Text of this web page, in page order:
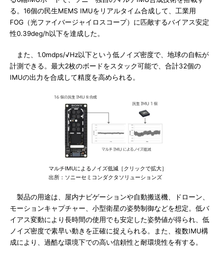
る。16個の民生MEMS IMUをリアルタイム合成して、工業用
FOG（光ファイバージャイロスコープ）に匹敵するバイアス安定
性0.39deg/h以下を達成した。
また、1.0mdps/√Hz以下という低ノイズ密度で、地球の自転が
計測できる。最大2枚のボードをスタック可能で、合計32個の
IMUの出力を合成して精度を高められる。
マルチIMUによるノイズ低減［クリックで拡大］
出所：ソニーセミコンダクタソリューションズ
製品の用途は、屋内ナビゲーションや自動搬送機、ドローン、
モーションキャプチャー、小型衛星の姿勢制御などを想定。低バ
イアス変動により長時間の使用でも安定した姿勢値が得られ、低
ノイズ密度で素早い動きを正確に捉えられる。また、複数IMU構
成により、過酷な環境下での高い信頼性と耐環境性を有する。